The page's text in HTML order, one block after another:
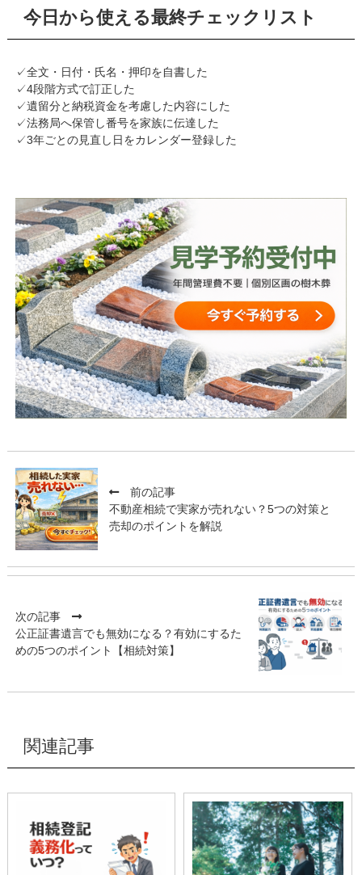
今日から使える最終チェックリスト
✓全文・日付・氏名・押印を自書した
✓4段階方式で訂正した
✓遺留分と納税資金を考慮した内容にした
✓法務局へ保管し番号を家族に伝達した
✓3年ごとの見直し日をカレンダー登録した
前の記事
不動産相続で実家が売れない？5つの対策と
売却のポイントを解説
次の記事
公正証書遺言でも無効になる？有効にするた
めの5つのポイント【相続対策】
関連記事